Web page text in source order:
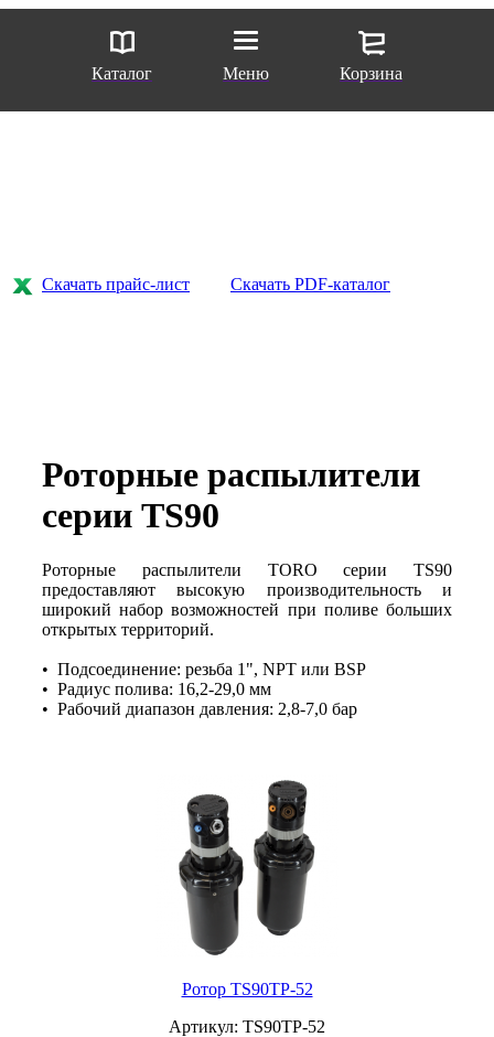
Каталог Меню Корзина
Скачать прайс-лист Скачать PDF-каталог
Роторные распылители
серии TS90
Роторные распылители TORO серии ТS90
предоставляют высокую производительность и
широкий набор возможностей при поливе больших
открытых территорий.
• Подсоединение: резьба 1", NPT или BSP
• Радиус полива: 16,2-29,0 мм
• Рабочий диапазон давления: 2,8-7,0 бар
Ротор TS90TP-52
Артикул: TS90TP-52